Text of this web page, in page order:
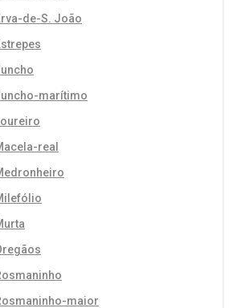
de-S. João
marítimo
real
maior